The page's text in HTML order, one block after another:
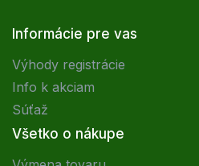
Informácie pre vas
Výhody registrácie
Info k akciam
Súťaž
Všetko o nákupe